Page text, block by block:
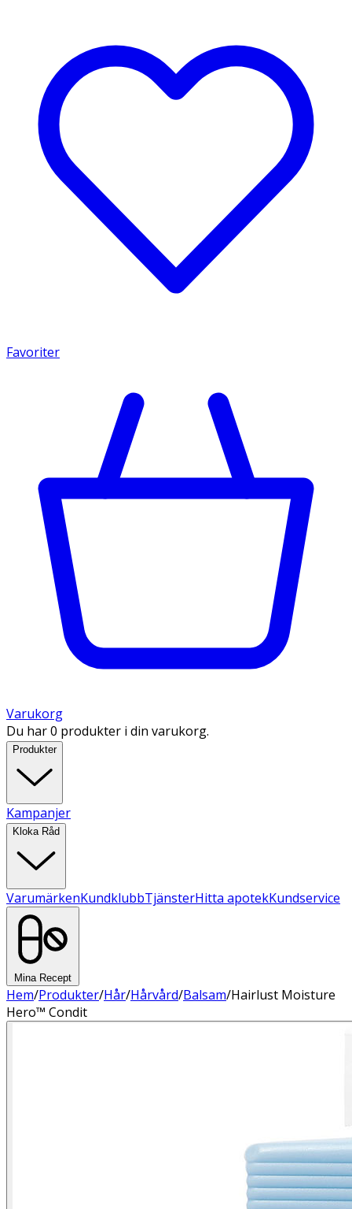
Favoriter
Varukorg
Du har 0 produkter i din varukorg.
Produkter
Kampanjer
Kloka Råd
VarumärkenKundklubbTjänsterHitta apotekKundservice
Mina Recept
Hem/Produkter/Hår/Hårvård/Balsam/Hairlust Moisture
Hero™ Condit